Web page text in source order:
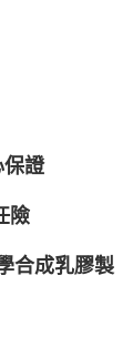
保證
險
合成乳膠製